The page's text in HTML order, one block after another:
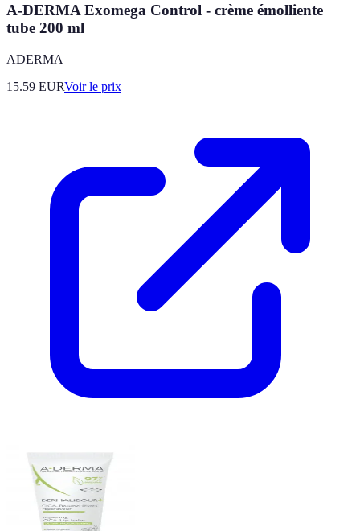
A-DERMA Exomega Control - crème émolliente
tube 200 ml
ADERMA
15.59 EURVoir le prix